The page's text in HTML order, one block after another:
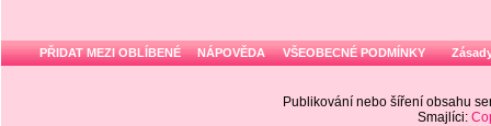
PŘIDAT MEZI OBLÍBENÉ NÁPOVĚDA VŠEOBECNÉ PODMÍNKY
Publikování nebo šíření obsahu
Smajlíci: